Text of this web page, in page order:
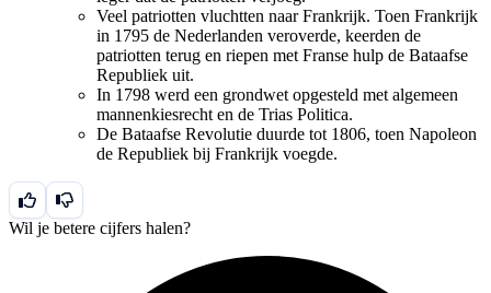
Veel patriotten vluchtten naar Frankrijk. Toen Frankrijk
in 1795 de Nederlanden veroverde, keerden de
patriotten terug en riepen met Franse hulp de Bataafse
Republiek uit.
In 1798 werd een grondwet opgesteld met algemeen
mannenkiesrecht en de Trias Politica.
De Bataafse Revolutie duurde tot 1806, toen Napoleon
de Republiek bij Frankrijk voegde.
Wil je betere cijfers halen?